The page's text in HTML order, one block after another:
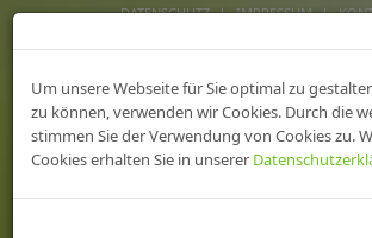
DATENSCHUTZ IMPRESSUM
FAIRsicherungen
heilWESEN
Das Beste aus zwei
Um unsere Webseite für Sie optimal zu
zu können, verwenden wir Cookies. Durch die
stimmen Sie der Verwendung von Cookies zu.
Cookies erhalten Sie in unserer